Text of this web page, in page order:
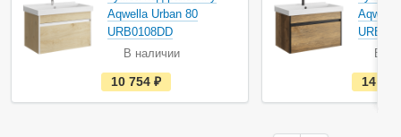
Aqwella Urban 80
URB0108DD
В наличии
е
с
т
10 754
Aqwella
В
14